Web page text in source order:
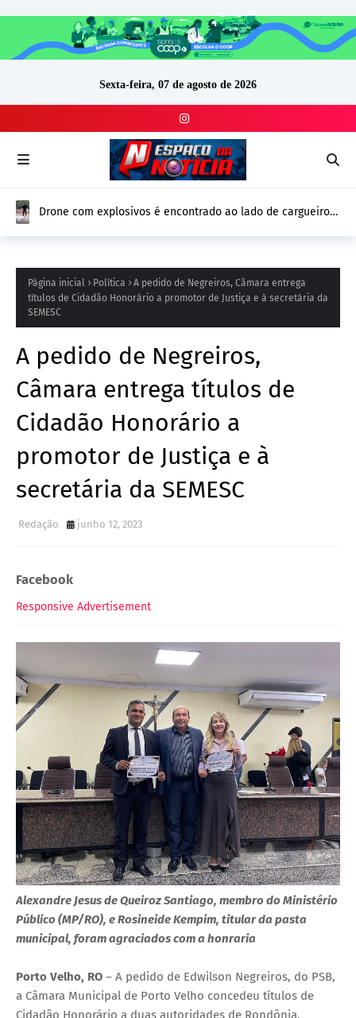
Sexta-feira, 07 de agosto de 2026
Drone com explosivos é encontrado ao lado de cargueiro
Europa
Página inicial Política
A pedido de Negreiros, Câmara entrega
títulos de Cidadão Honorário a promotor de Justiça e à secretária da
SEMESC
A pedido de Negreiros,
Câmara entrega títulos de
Cidadão Honorário a
promotor de Justiça e à
secretária da SEMESC
Redação junho 12, 2023
Facebook
Responsive Advertisement
Alexandre Jesus de Queiroz Santiago, membro do Ministério
Público (MP/RO), e Rosineide Kempim, titular da pasta
municipal, foram agraciados com a honraria
Porto Velho, RO – A pedido de Edwilson Negreiros, do PSB,
a Câmara Municipal de Porto Velho concedeu títulos de
Cidadão Honorário a duas autoridades de Rondônia.